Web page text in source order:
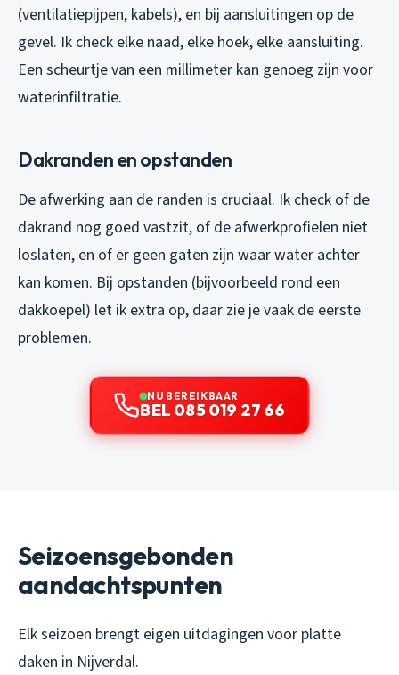
(ventilatiepijpen, kabels), en bij aansluitingen op de
gevel. Ik check elke naad, elke hoek, elke aansluiting.
Een scheurtje van een millimeter kan genoeg zijn voor
waterinfiltratie.
Dakranden en opstanden
De afwerking aan de randen is cruciaal. Ik check of de
dakrand nog goed vastzit, of de afwerkprofielen niet
loslaten, en of er geen gaten zijn waar water achter
kan komen. Bij opstanden (bijvoorbeeld rond een
dakkoepel) let ik extra op, daar zie je vaak de eerste
problemen.
NU BEREIKBAAR
BEL 085 019 27 66
Seizoensgebonden
aandachtspunten
Elk seizoen brengt eigen uitdagingen voor platte
daken in Nijverdal.